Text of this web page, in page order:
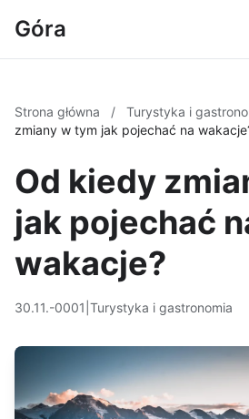
Góra
Strona główna / Turystyka i
zmiany w tym jak pojechać na
Od kiedy
jak pojechać
wakacje?
30.11.-0001 Turystyka i gastronomia